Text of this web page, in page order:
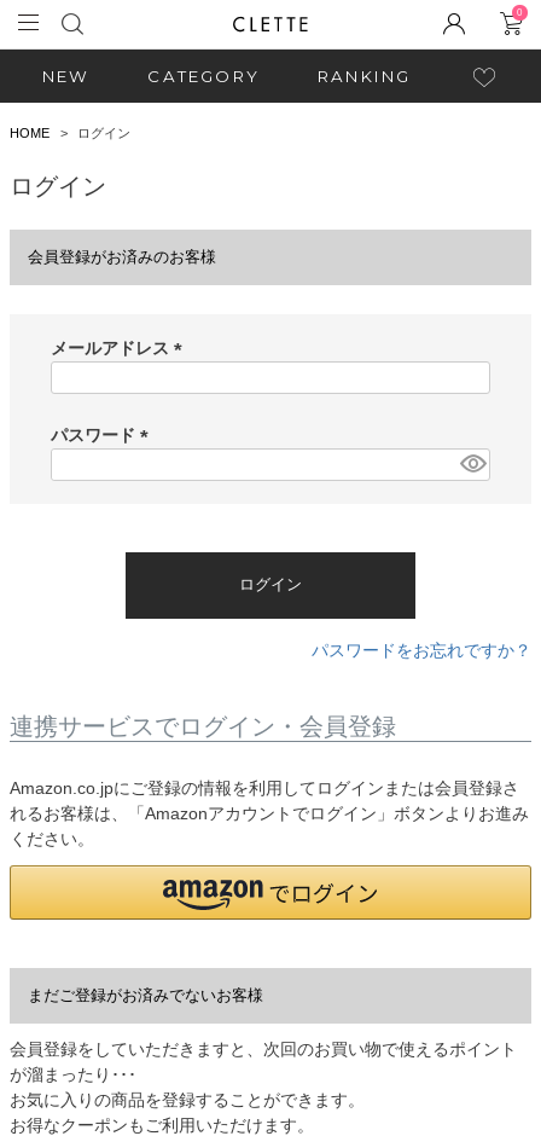
0
NEW CATEGORY RANKING
HOME ログイン
ログイン
会員登録がお済みのお客様
メールアドレス
)
パスワード
ログイン
パスワードをお忘れですか？
連携サービスでログイン・会員登録
Amazon.co.jpにご登録の情報を利用してログインまたは会員登録さ
れるお客様は、「Amazonアカウントでログイン」ボタンよりお進み
ください。
まだご登録がお済みでないお客様
会員登録をしていただきますと、次回のお買い物で使えるポイント
が溜まったり･･･
お気に入りの商品を登録することができます。
お得なクーポンもご利用いただけます。